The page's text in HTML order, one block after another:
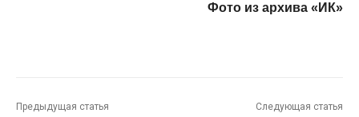
Фото из архива «ИК»
Предыдущая статья Следующая статья